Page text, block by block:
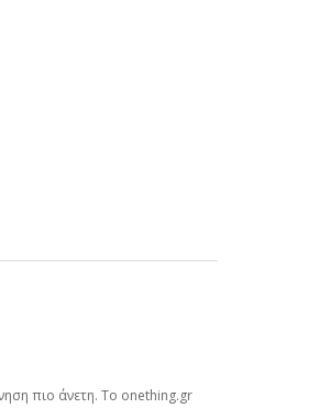
πιο άνετη. Το onething.gr